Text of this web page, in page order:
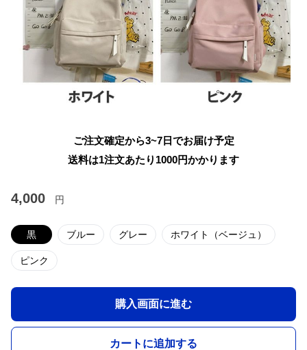
ご注文確定から3~7日でお届け予定
送料は1注文あたり 1000円かかります
4,000 円
黒 ブルー グレー ホワイト（ベージュ）
ピンク
購入画面に進む
カートに追加する